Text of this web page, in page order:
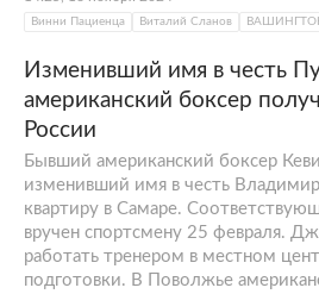
Винни Пациенца Виталий Сланов
Изменивший имя в честь
американский боксер
России
Бывший американский боксер
изменивший имя в честь
квартиру в Самаре.
вручен спортсмену 25 февраля.
работать тренером в местном
подготовки. В Поволжье